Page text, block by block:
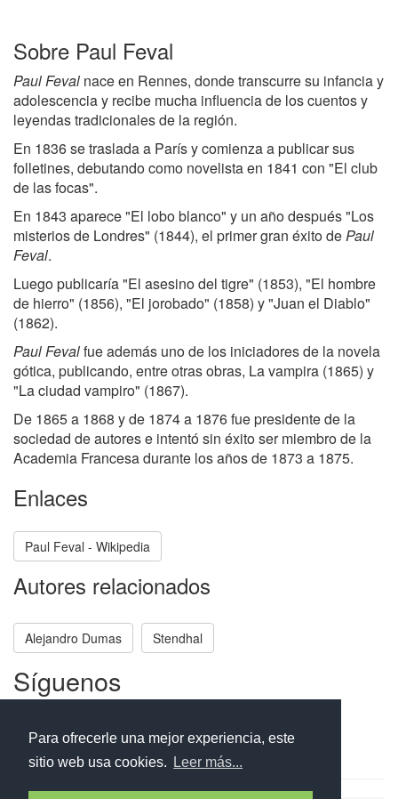
Para ofrecerle una mejor experiencia, este
sitio web usa cookies.
Leer más...
Sobre Paul Feval
Paul Feval nace en Rennes, donde transcurre su infancia y
adolescencia y recibe mucha influencia de los cuentos y
leyendas tradicionales de la región.
En 1836 se traslada a París y comienza a publicar sus
folletines, debutando como novelista en 1841 con "El club
de las focas".
En 1843 aparece "El lobo blanco" y un año después "Los
misterios de Londres" (1844), el primer gran éxito dePaul
Feval.
Luego publicaría "El asesino del tigre" (1853), "El hombre
de hierro" (1856), "El jorobado" (1858) y "Juan el Diablo"
(1862).
Paul Fevalfue además uno de los iniciadores de la novela
gótica, publicando, entre otras obras, La vampira (1865) y
"La ciudad vampiro" (1867).
De 1865 a 1868 y de 1874 a 1876 fue presidente de la
sociedad de autores e intentó sin éxito ser miembro de la
Academia Francesa durante los años de 1873 a 1875.
Enlaces
Paul Feval - Wikipedia
Autores relacionados
Alejandro Dumas Stendhal
Síguenos